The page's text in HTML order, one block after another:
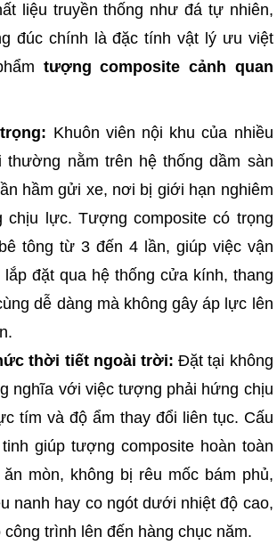
liệu truyền thống như đá tự nhiên,
đúc chính là đặc tính vật lý ưu việt
tượng composite cảnh quan
Khuôn viên nội khu của nhiều
thường nằm trên hệ thống dầm sàn
hầm gửi xe, nơi bị giới hạn nghiêm
chịu lực. Tượng composite có trọng
tông từ 3 đến 4 lần, giúp việc vận
lắp đặt qua hệ thống cửa kính, thang
dễ dàng mà không gây áp lực lên
thời tiết ngoài trời: Đặt tại không
nghĩa với việc tượng phải hứng chịu
tím và độ ẩm thay đổi liên tục. Cấu
giúp tượng composite hoàn toàn
mòn, không bị rêu mốc bám phủ,
nanh hay co ngót dưới nhiệt độ cao,
trình lên đến hàng chục năm.